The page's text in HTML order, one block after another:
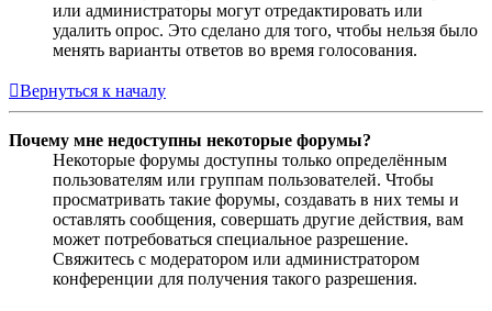
или администраторы могут отредактировать или
удалить опрос. Это сделано для того, чтобы нельзя было
менять варианты ответов во время голосования.
Вернуться к началу
Почему мне недоступны некоторые форумы?
Некоторые форумы доступны только определённым
пользователям или группам пользователей. Чтобы
просматривать такие форумы, создавать в них темы и
оставлять сообщения, совершать другие действия, вам
может потребоваться специальное разрешение.
Свяжитесь с модератором или администратором
конференции для получения такого разрешения.